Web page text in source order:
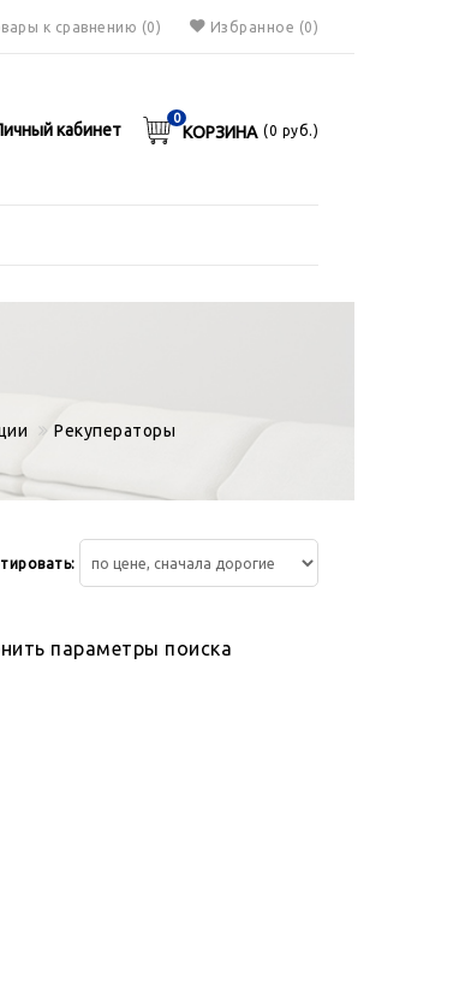
к сравнению (0) Избранное (0)
кабинет КОРЗИНА
0
(0 руб.)
Рекуператоры
параметры поиска